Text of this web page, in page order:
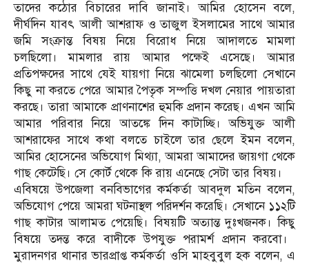
তাদের কঠোর বিচারের দাবি জানাই। আমির হোসেন বলে,
দীর্ঘদিন যাবৎ আলী আশরাফ ও তাজুল ইসলামের সাথে আমার
জমি সংক্রান্ত বিষয় নিয়ে বিরোধ নিয়ে আদালতে মামলা
চলছিলো। মামলার রায় আমার পক্ষেই এসেছে। আমার
প্রতিপক্ষদের সাথে যেই যায়গা নিয়ে ঝামেলা চলছিলো সেখানে
কিছু না করতে পেরে আমার পৈতৃক সম্পত্তি দখল নেয়ার পায়তারা
করছে। তারা আমাকে প্রাণনাশের হুমকি প্রদান করেছ। এখন আমি
আমার পরিবার নিয়ে আতঙ্কে দিন কাটাচ্ছি। অভিযুক্ত আলী
আশরাফের সাথে কথা বলতে চাইলে তার ছেলে ইমন বলেন,
আমির হোসেনের অভিযোগ মিথ্যা, আমরা আমাদের জায়গা থেকে
গাছ কেটেছি। সে কোর্ট থেকে কি রায় এনেছে সেটা তার বিষয়।
এবিষয়ে উপজেলা বনবিভাগের কর্মকর্তা আবদুল মতিন বলেন,
অভিযোগ পেয়ে আমরা ঘটনাস্থল পরিদর্শন করেছি। সেখানে ১১২টি
গাছ কাটার আলামত পেয়েছি। বিষয়টি অত্যান্ত দুঃখজনক। কিছু
বিষয়ে তদন্ত করে বাদীকে উপযুক্ত পরামর্শ প্রদান করবো। ​
মুরাদনগর থানার ভারপ্রাপ্ত কর্মকর্তা ওসি মাহবুবুল হক বলেন, এ